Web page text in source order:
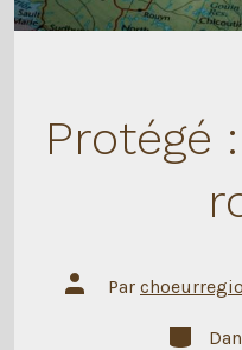
Protégé
Auteur
de
Par